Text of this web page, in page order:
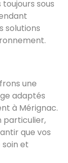
toujours sous
solutions
une
adaptés
à Mérignac.
particulier,
que vos
soin et